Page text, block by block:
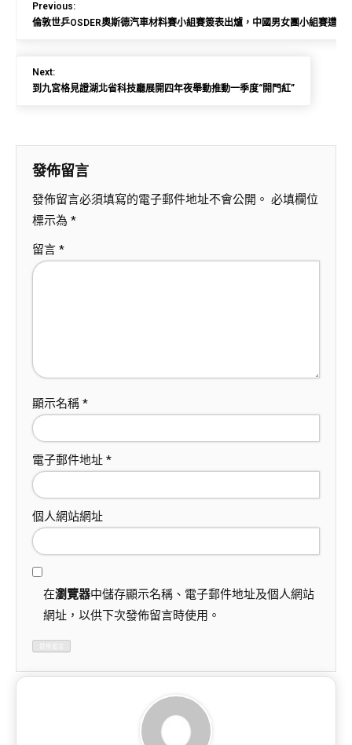
Previous:
倫敦世乒OSDER奧斯德汽車材料賽小組賽簽表出爐，中國男女團小組賽遭受
Next:
到九宮格見證湖北省科技廳展開四年夜舉動推動一季度“開門紅”
發佈留言
發佈留言必須填寫的電子郵件地址不會公開。 必填欄位
標示為 *
留言 *
顯示名稱 *
電子郵件地址 *
個人網站網址
在瀏覽器中儲存顯示名稱、電子郵件地址及個人網站
網址，以供下次發佈留言時使用。